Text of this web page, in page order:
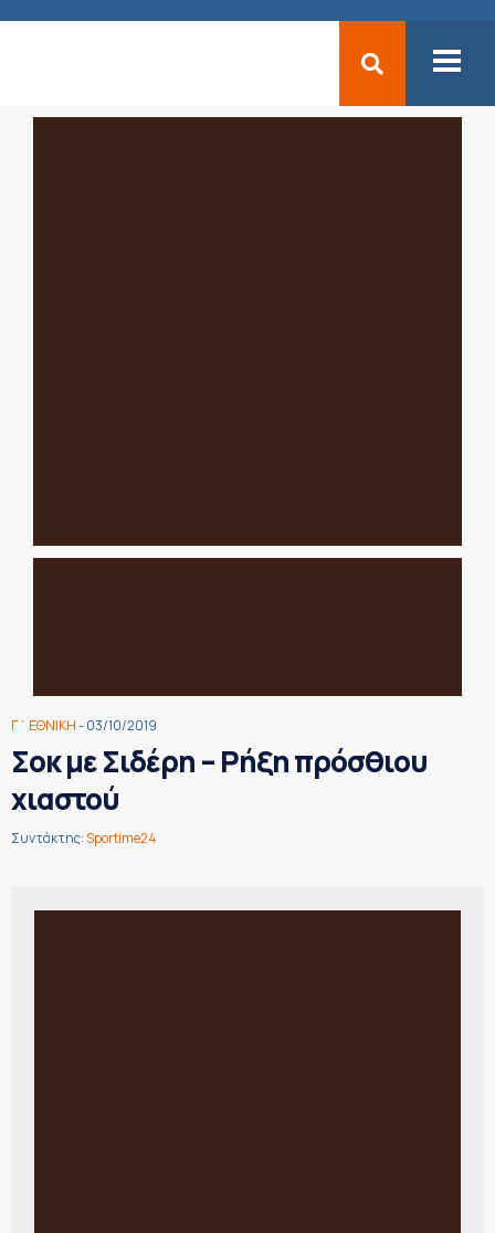
Γ΄ ΕΘΝΙΚΗ- 03/10/2019
Σοκ με Σιδέρη – Ρήξη πρόσθιου
χιαστού
Συντάκτης:Sportime24